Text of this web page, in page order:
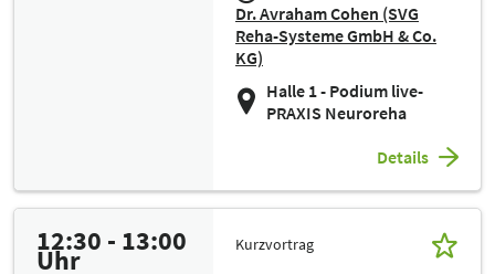
Dr. Avraham Cohen (SVG
Reha-Systeme GmbH & Co.
KG)
Halle 1 - Podium live-
PRAXIS Neuroreha
Details
12:30 - 13:00
Uhr Kurzvortrag